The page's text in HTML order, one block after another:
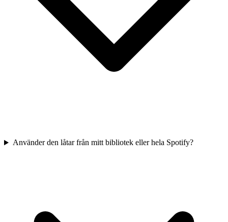
Använder den låtar från mitt bibliotek eller hela Spotify?